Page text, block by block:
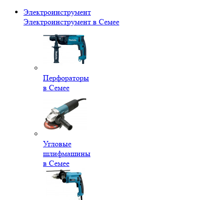
Электроинструмент
Электроинструмент в Семее
Перфораторы
в Семее
Угловые
шлифмашины
в Семее